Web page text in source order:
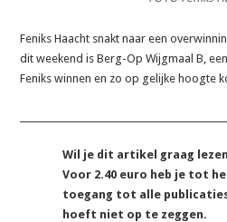
Feniks Haacht snakt naar een
dit weekend is Berg-Op Wijgmaal B,
Feniks winnen en zo op gelijke hoogte
Wil je dit artikel graag
Voor 2.40 euro heb je tot
toegang tot alle
hoeft niet op te zeggen.